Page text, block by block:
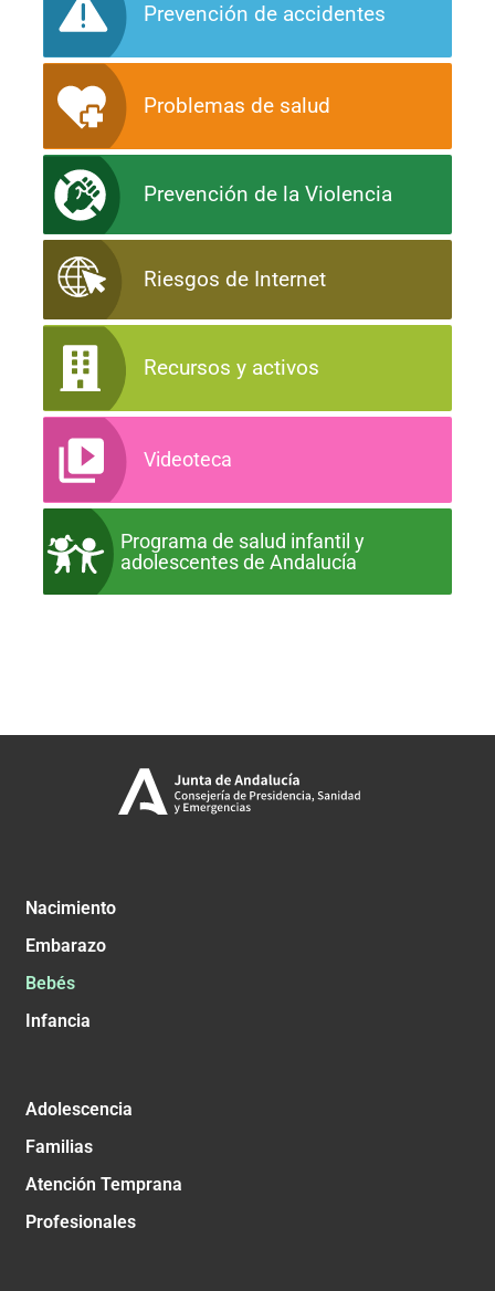
Prevención de accidentes
Problemas de salud
Prevención de la Violencia
Riesgos de Internet
Recursos y activos
Videoteca
Programa de salud infantil y
adolescentes de Andalucía
Nacimiento
Embarazo
Bebés
Infancia
Adolescencia
Familias
Atención Temprana
Profesionales